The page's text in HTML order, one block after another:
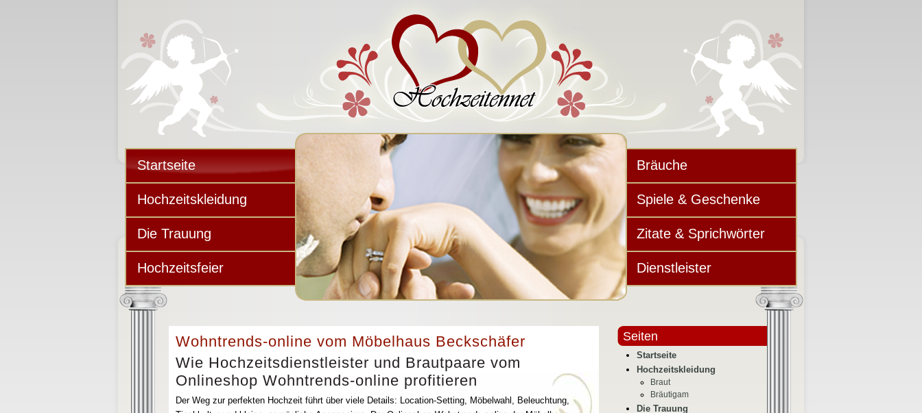
Startseite
Hochzeitskleidung
Die Trauung
Hochzeitsfeier
Bräuche
Spiele & Geschenke
Zitate & Sprichwörter
Dienstleister
Wohntrends-online vom Möbelhaus Beckschäfer
Wie Hochzeitsdienstleister und Brautpaare vom
Onlineshop Wohntrends-online profitieren
Der Weg zur perfekten Hochzeit führt über viele Details: Location-Setting, Möbelwahl, Beleuchtung,
Seiten
Startseite
Hochzeitskleidung
Braut
Bräutigam
Die Trauung